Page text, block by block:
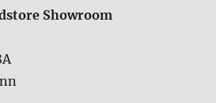
Showroom